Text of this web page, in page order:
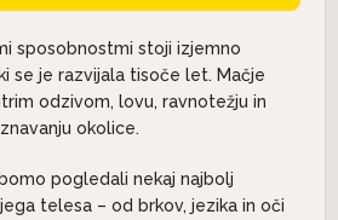
sposobnostmi stoji izjemno
se je razvijala tisoče let. Mačje
odzivom, lovu, ravnotežju in
okolice.
pogledali nekaj najbolj
telesa – od brkov, jezika in oči